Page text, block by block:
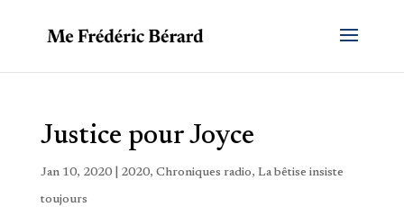
Justice pour Joyce
Jan 10, 2020| 2020, Chroniques radio, La bêtise insiste
toujours